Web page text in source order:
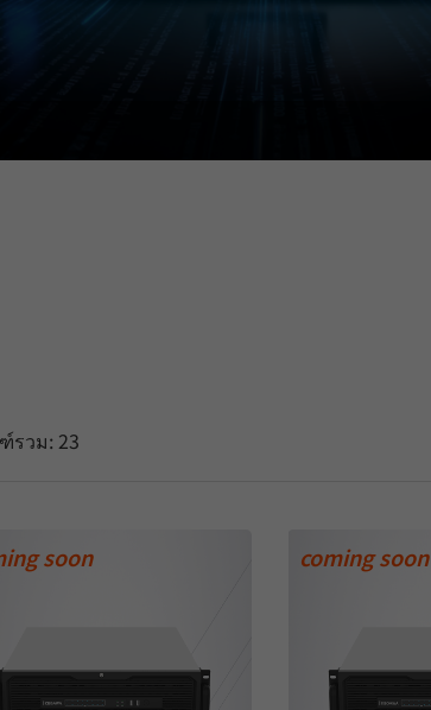
รวม: 23
soon coming soon